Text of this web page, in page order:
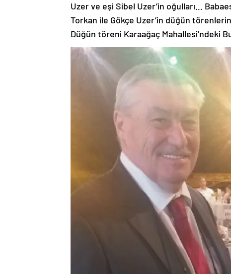
Uzer ve eşi Sibel Uzer’in oğulları…
Torkan ile Gökçe Uzer’in düğün
Düğün töreni Karaağaç Mahallesi’ndeki